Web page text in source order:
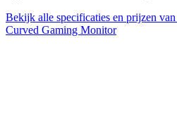
Bekijk alle specificaties en prijzen
Curved Gaming Monitor